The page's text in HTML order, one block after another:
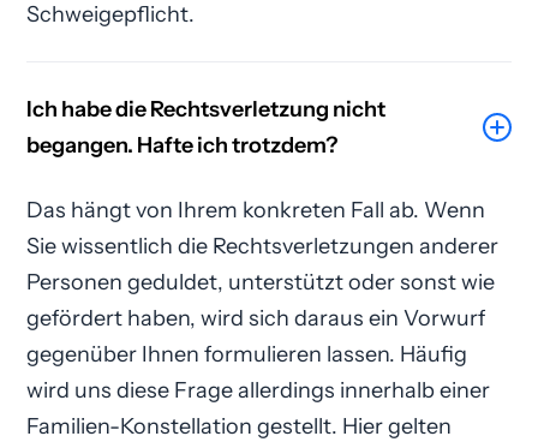
Schweigepflicht.
Ich habe die Rechtsverletzung nicht
begangen. Hafte ich trotzdem?
Das hängt von Ihrem konkreten Fall ab. Wenn
Sie wissentlich die Rechtsverletzungen anderer
Personen geduldet, unterstützt oder sonst wie
gefördert haben, wird sich daraus ein Vorwurf
gegenüber Ihnen formulieren lassen. Häufig
wird uns diese Frage allerdings innerhalb einer
Familien-Konstellation gestellt. Hier gelten